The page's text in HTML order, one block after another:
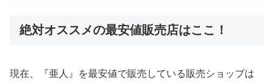
絶対オススメの最安値販売店はここ！
現在、『亜人』を最安値で販売している販売ショップは